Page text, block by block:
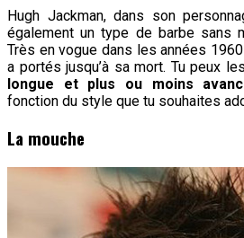
Hugh Jackman, dans son
également un type de barbe sans
Très en vogue dans les années
a portés jusqu’à sa mort. Tu peux les
longue et plus ou moins
fonction du style que tu souhaites
La mouche